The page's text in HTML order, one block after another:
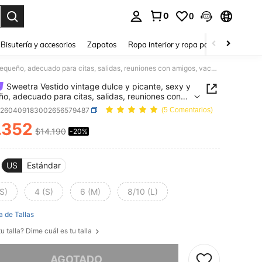
0 0
Bisutería y accesorios Zapatos Ropa interior y ropa para dormir
Sweetra Vestido vintage dulce y picante, sexy y pequeño, adecuado para citas, salidas, reuniones con amigos, vacaciones, fiestas ligeras. Presenta decoración del cuello con broche de metal, lazo, dobladillo abombado, falda con volantes en capas. Primavera/Verano/Otoño, base marrón con lunares blancos
Sweetra Vestido vintage dulce y picante, sexy y
adecuado para citas, salidas, reuniones con
vacaciones, fiestas ligeras. Presenta decoración
con broche de metal, lazo, dobladillo
falda con volantes en capas.
Verano/Otoño, base marrón con lunares
(5 Comentarios)
AND AVAILABILITY
$14.190 -20%
US Estándar
4 (S) 6 (M) 8/10 (L)
de Tallas
talla? Dime cuál es tu talla
AGOTADO
este producto está agotado.